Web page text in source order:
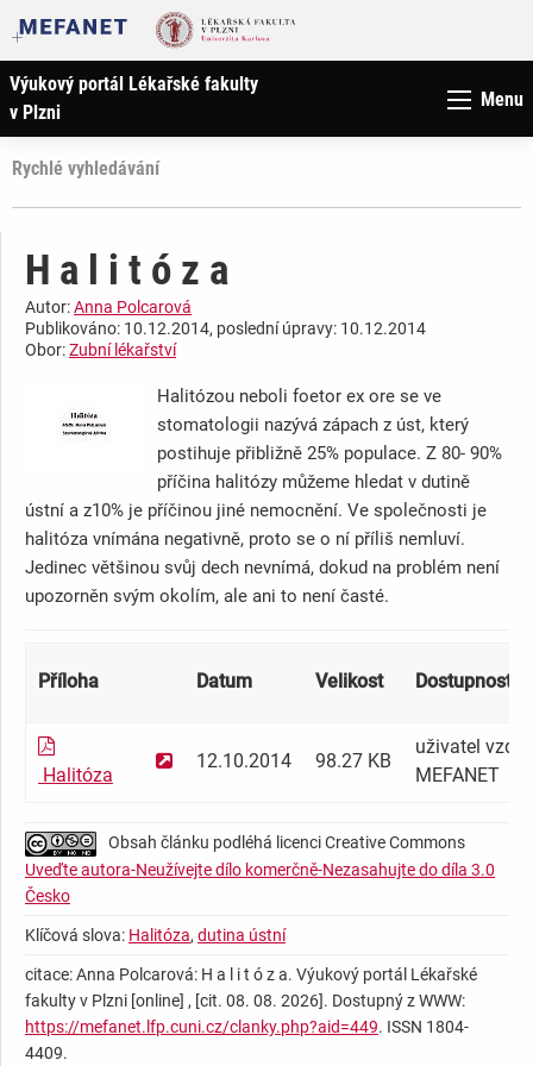
Výukový portál Lékařské fakulty
v Plzni
Menu
Rychlé vyhledávání
H a l i t ó z a
Autor:Anna Polcarová
Publikováno: 10.12.2014, poslední úpravy: 10.12.2014
Obor:Zubní lékařství
Halitózou neboli foetor ex ore se ve
stomatologii nazývá zápach z úst, který
postihuje přibližně 25% populace. Z 80- 90%
příčina halitózy můžeme hledat v dutině
ústní a z10% je příčinou jiné nemocnění. Ve společnosti je
halitóza vnímána negativně, proto se o ní příliš nemluví.
Jedinec většinou svůj dech nevnímá, dokud na problém není
upozorněn svým okolím, ale ani to není časté.
Příloha Datum Velikost Dostupnost [
Halitóza
12.10.2014 98.27 KB
uživatel
MEFANET
Obsah článku podléhá licenci Creative Commons
Uveďte autora-Neužívejte dílo komerčně-Nezasahujte do díla 3.0
Česko
Klíčová slova: Halitóza, dutina ústní
citace: Anna Polcarová: H a l i t ó z a. Výukový portál Lékařské
fakulty v Plzni [online] , [cit. 08. 08. 2026]. Dostupný z WWW:
https://mefanet.lfp.cuni.cz/clanky.php?aid=449. ISSN 1804-
4409.